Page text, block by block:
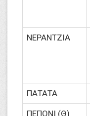
ΝΕΡΑΝΤΖΙΑ
ΠΑΤΑΤΑ
ΠΕΠΟΝΙ (Θ)